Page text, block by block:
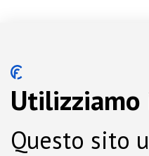
Utilizziamo
Questo sito